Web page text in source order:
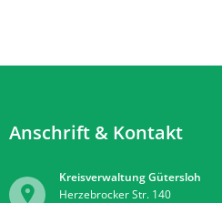
Anschrift & Kontakt
Kreisverwaltung Gütersloh
Herzebrocker Str. 140